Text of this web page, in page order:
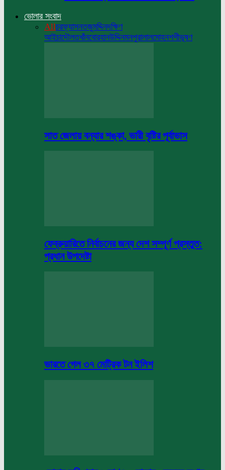
ভোলার সংবাদ
Allচরফ্যাসনতজুমদ্দিনদক্ষিণ
আইচাদৌলতখাঁনবোরহানউদ্দিনমনপুরালালমোহনশশীভূষণ
সাত জেলায় বন্যার শঙ্কা, ভারী বৃষ্টির পূর্বাভাস
ফেব্রুয়ারিতে নির্বাচনের জন্য দেশ সম্পূর্ণ প্রস্তুত:
প্রধান উপদেষ্টা
ভারতে গেল ৩৭ মেট্রিক টন ইলিশ